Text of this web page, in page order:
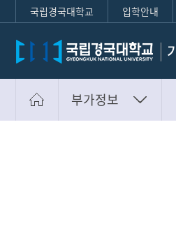
국립경국대학교 입학안내
부가정보